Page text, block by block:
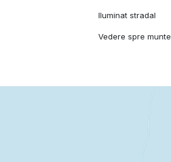
Iluminat stradal
Vedere spre munte